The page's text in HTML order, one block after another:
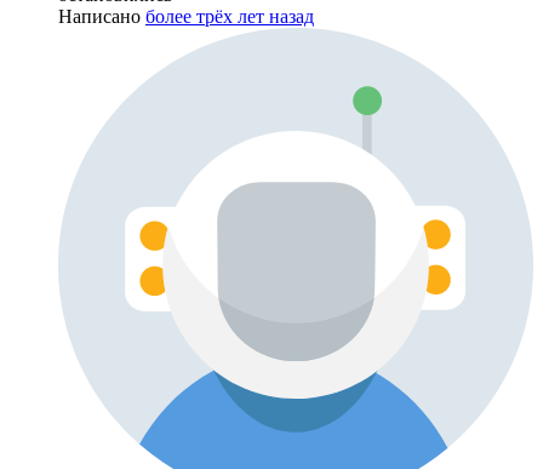
Написано более трёх лет назад